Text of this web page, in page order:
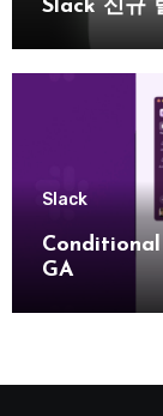
Slack 신규
Slack
GA